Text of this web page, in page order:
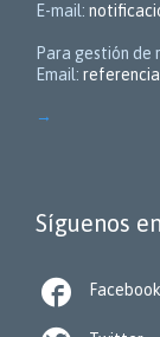
E-mail:
Para gestión
Email:
→
Síguenos
 Facebook